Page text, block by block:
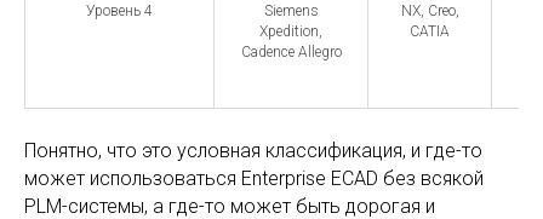
Уровень 4
Siemens
Xpedition,
Cadence Allegro
NX, Creo,
CATIA
Понятно, что это условная классификация, и где-то
может использоваться Enterprise ECAD без всякой
PLM-системы, а где-то может быть дорогая и